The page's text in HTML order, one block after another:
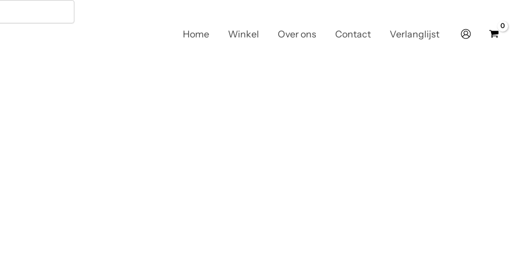
Home Winkel Over ons Contact Verlanglijst